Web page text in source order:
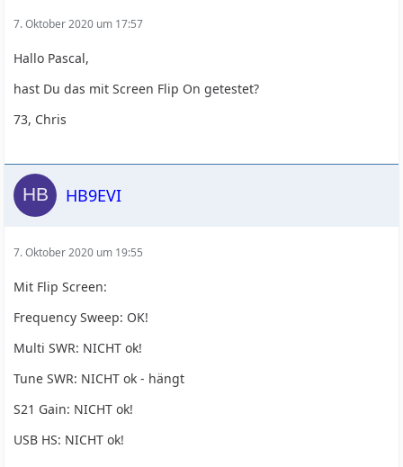
7. Oktober 2020 um 17:57
Hallo Pascal,
hast Du das mit Screen Flip On getestet?
73, Chris
HB9EVI
7. Oktober 2020 um 19:55
Mit Flip Screen:
Frequency Sweep: OK!
Multi SWR: NICHT ok!
Tune SWR: NICHT ok - hängt
S21 Gain: NICHT ok!
USB HS: NICHT ok!